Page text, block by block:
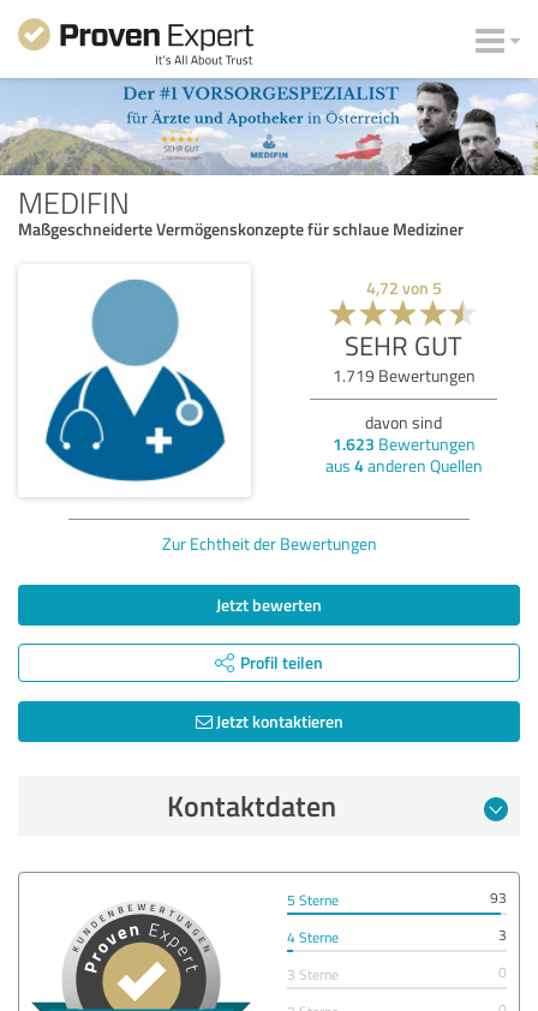
MEDIFIN
Maßgeschneiderte Vermögenskonzepte für schlaue Mediziner
4,72 von 5
SEHR GUT
1.719 Bewertungen
davon sind
1.623 Bewertungen
aus 4anderen Quellen
Zur Echtheit der Bewertungen
Jetzt bewerten
Profil teilen
Jetzt kontaktieren
Kontaktdaten
5 Sterne
93
4 Sterne
3
3 Sterne
0